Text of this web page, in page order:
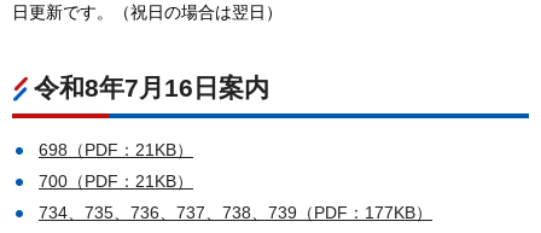
日更新です。（祝日の場合は翌日）
令和8年7月16日案内
698（PDF：21KB）
700（PDF：21KB）
734、735、736、737、738、739（PDF：177KB）